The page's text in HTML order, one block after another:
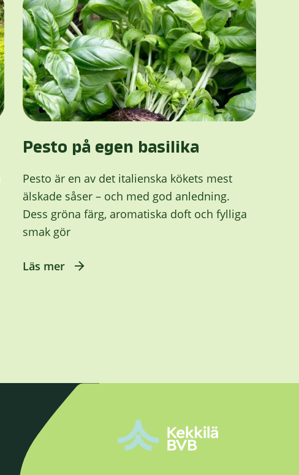
Pesto på egen basilika
Pesto är en av det italienska kökets mest
älskade såser – och med god anledning.
Dess gröna färg, aromatiska doft och fylliga
smak gör
Läs mer